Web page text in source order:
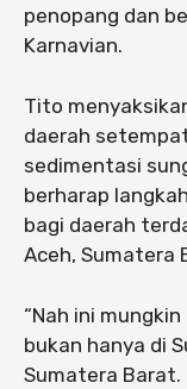
penopang dan
Karnavian.
Tito
daerah
sedimentasi
berharap
bagi daerah
Aceh, Sumatera
“Nah ini
bukan hanya di
Sumatera Barat.